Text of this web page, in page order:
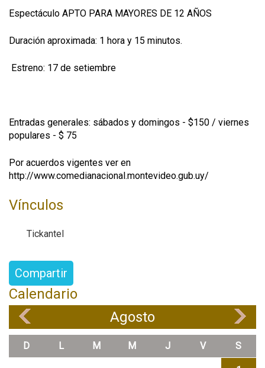
Espectáculo APTO PARA MAYORES DE 12 AÑOS
Duración aproximada: 1 hora y 15 minutos.
Estreno: 17 de setiembre
Entradas generales: sábados y domingos - $150 / viernes
populares - $ 75
Por acuerdos vigentes ver en
http://www.comedianacional.montevideo.gub.uy/
Vínculos
Tickantel
Compartir
Calendario
Agosto
D L M M J V S